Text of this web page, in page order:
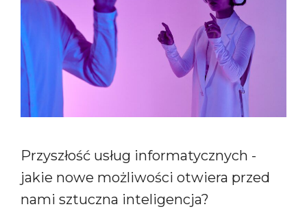
Przyszłość usług informatycznych -
jakie nowe możliwości otwiera przed
nami sztuczna inteligencja?